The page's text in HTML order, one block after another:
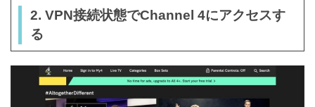
2. VPN接続状態でChannel 4にアクセスす
る